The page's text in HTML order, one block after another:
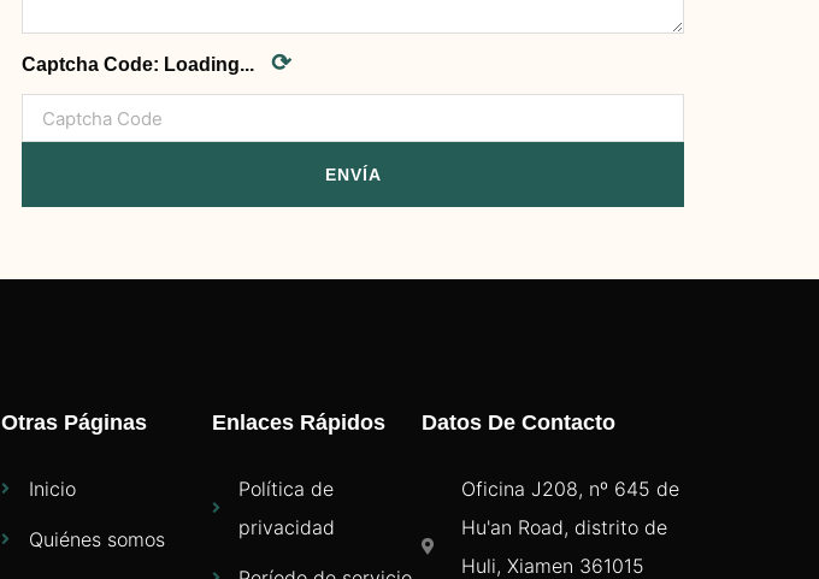
Captcha Code: Loading... ⟳
ENVÍA
Otras Páginas
Inicio
Quiénes somos
Enlaces Rápidos
Política de
privacidad
Datos De Contacto
Oficina J208, nº 645 de
Hu'an Road, distrito de
Huli, Xiamen 361015